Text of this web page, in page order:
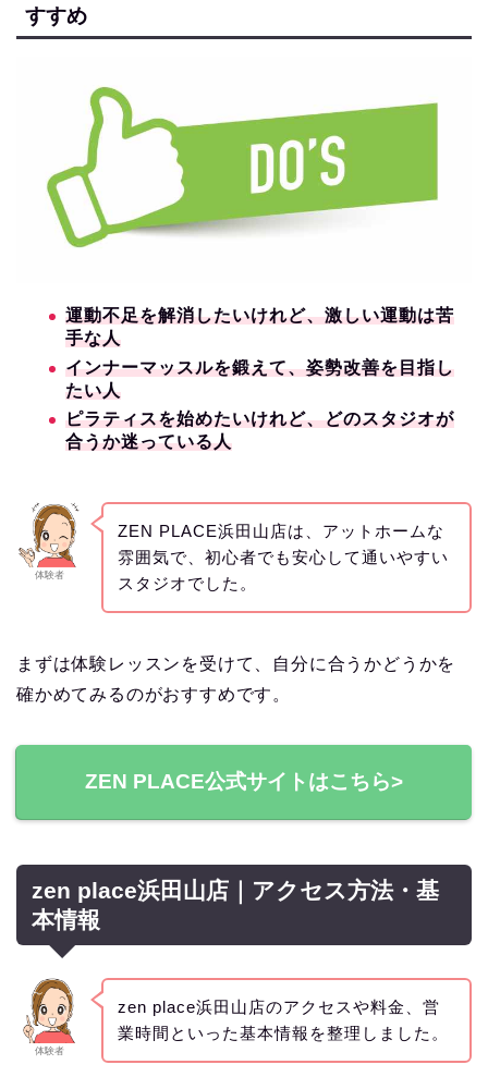
すすめ
運動不足を解消したいけれど、激しい運動は苦
手な人
インナーマッスルを鍛えて、姿勢改善を目指し
たい人
ピラティスを始めたいけれど、どのスタジオが
合うか迷っている人
体験者
ZEN PLACE浜田山店は、アットホームな
雰囲気で、初心者でも安心して通いやすい
スタジオでした。
まずは体験レッスンを受けて、自分に合うかどうかを
確かめてみるのがおすすめです。
ZEN PLACE公式サイトはこちら>
zen place浜田山店｜アクセス方法・基
本情報
体験者
zen place浜田山店のアクセスや料金、営
業時間といった基本情報を整理しました。